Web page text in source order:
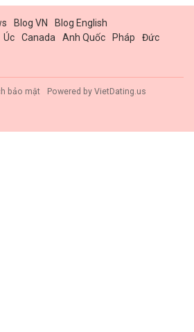
Blog VN
Blog English
Úc Canada Anh Quốc Pháp
Đức
bảo mật Powered by VietDating.us